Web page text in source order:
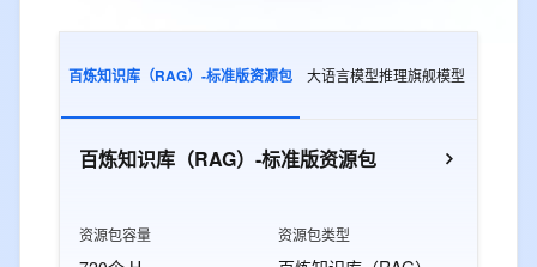
百炼知识库（RAG）-标准版资源包 大语言模型推理旗舰模型
百炼知识库（RAG）-标准版资源包
资源包容量 资源包类型